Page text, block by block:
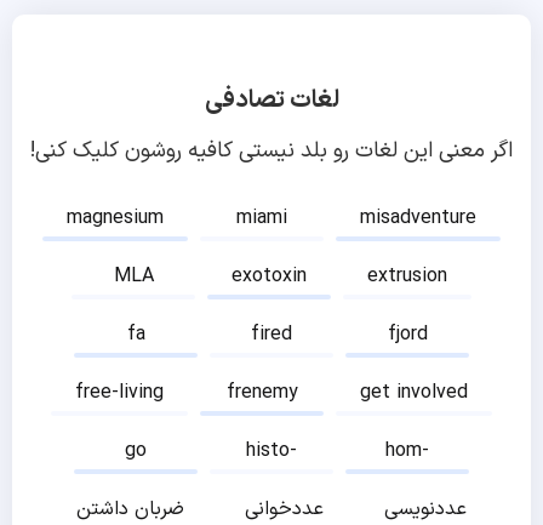
لغات تصادفی
اگر معنی این لغات رو بلد نیستی کافیه روشون کلیک کنی!
magnesium miami
misadventure
MLA
exotoxin
extrusion
fa
fired
fjord
free-living
frenemy
get involved
go
histo-
hom-
ضربان داشتن
عددخوانی
عددنویسی